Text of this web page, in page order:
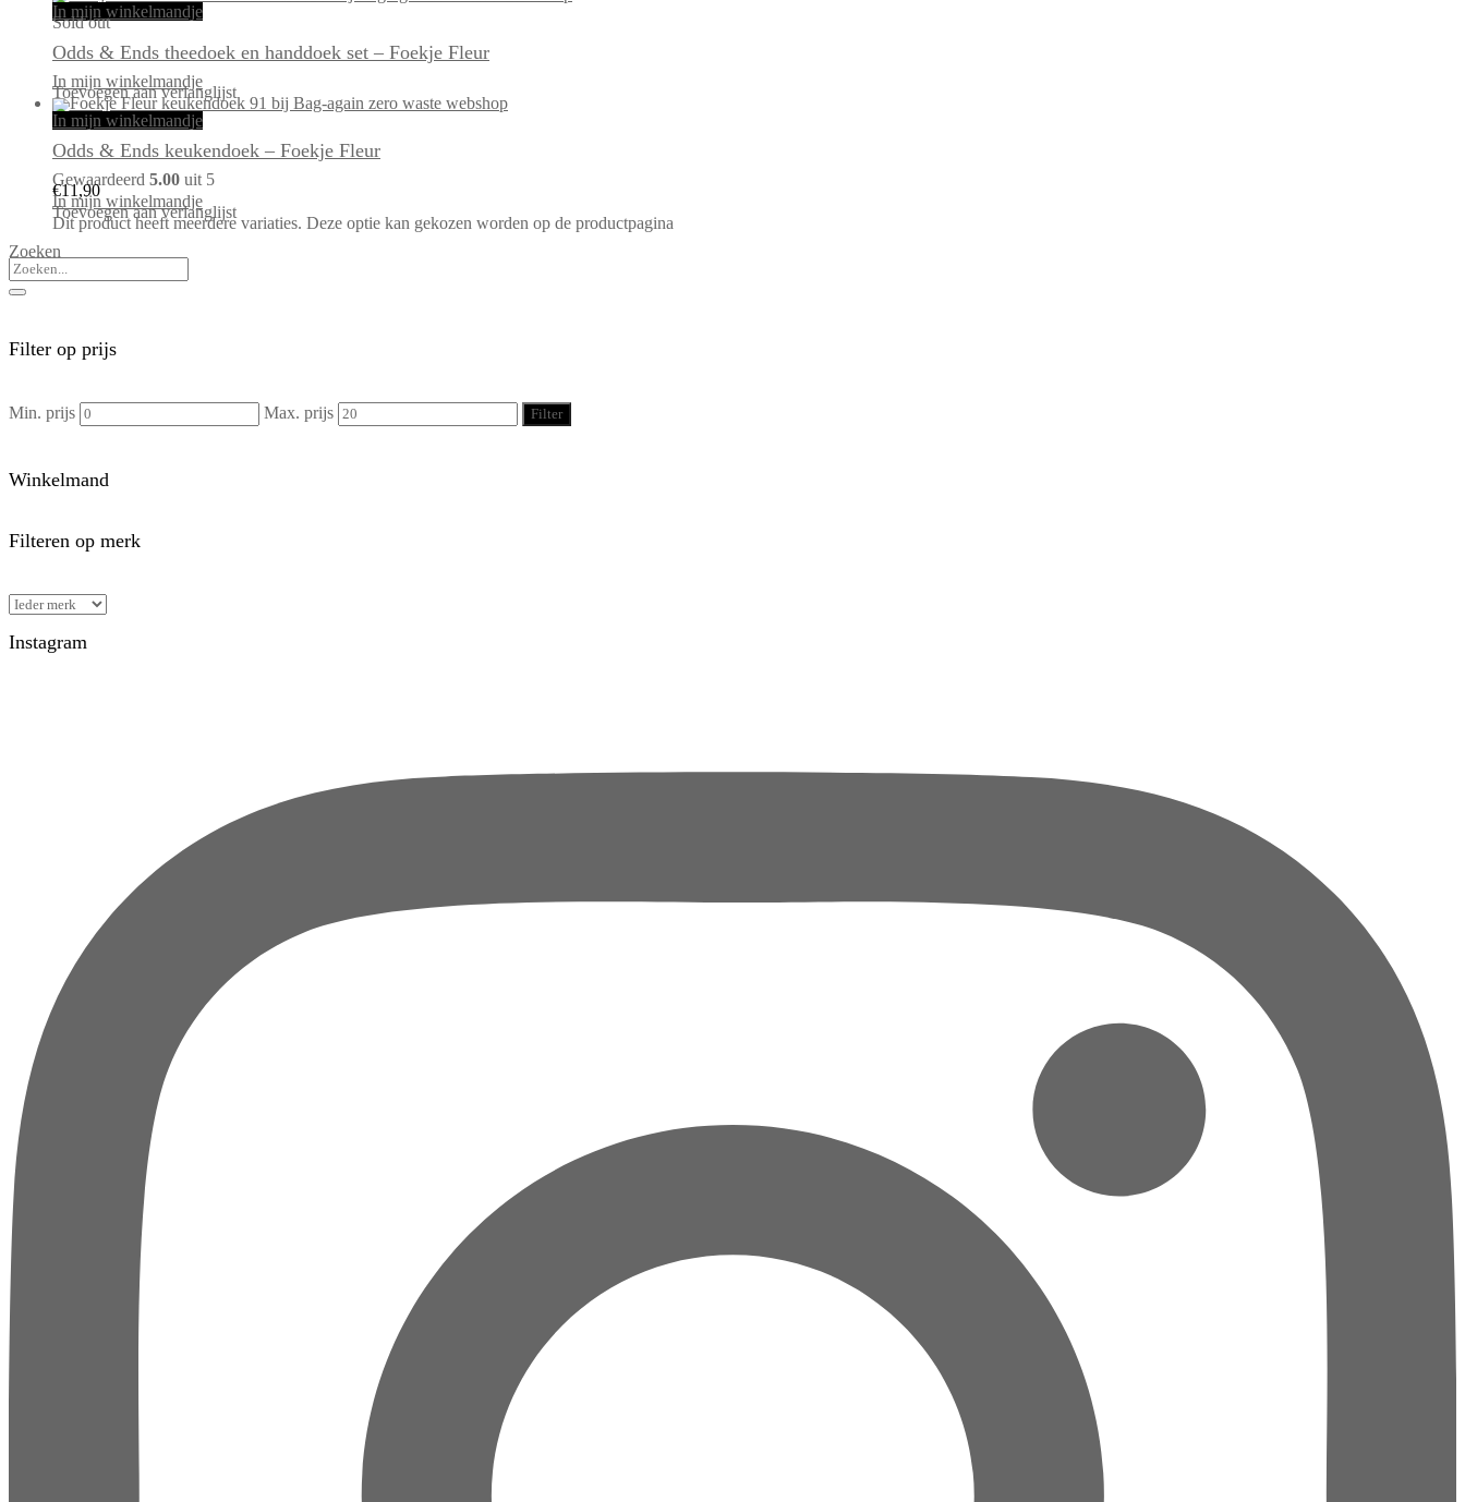
In mijn winkelmandje
Sold out
Odds & Ends theedoek en handdoek set – Foekje Fleur
In mijn winkelmandje
Toevoegen aan verlanglijst
In mijn winkelmandje
Odds & Ends keukendoek – Foekje Fleur
Gewaardeerd 5.00 uit 5
€11,90
In mijn winkelmandje
Toevoegen aan verlanglijst
Dit product heeft meerdere variaties. Deze optie kan gekozen worden op de productpagina
Zoeken
Filter op prijs
Min. prijs Max. prijs Filter
Winkelmand
Filteren op merk
Instagram